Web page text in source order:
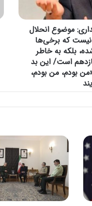
موضوع انحلال
۸ ماه پیش نیست که برخی‌ها
بلکه به خاطر
است/ این بد
بودم، من بودم،